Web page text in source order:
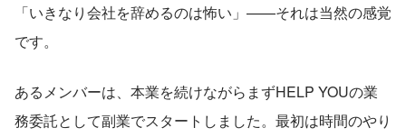
「いきなり会社を辞めるのは怖い」——それは当然の感覚
です。
あるメンバーは、本業を続けながらまずHELP YOUの業
務委託として副業でスタートしました。最初は時間のやり